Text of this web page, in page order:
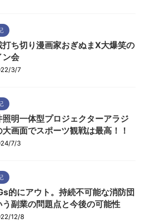
打ち切り漫画家おぎぬまX大爆笑の
ン会
3/7
照明一体型プロジェクターアラジ
大画面でスポーツ観戦は最高！！
7/3
的にアウト。持続不可能な消防団
う副業の問題点と今後の可能性
12/8